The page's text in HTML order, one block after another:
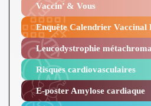
Vaccin’ & Vous
Enquête Calendrier Vaccinal
Leucodystrophie
Risques cardiovasculaires
E-poster Amylose cardiaque ​